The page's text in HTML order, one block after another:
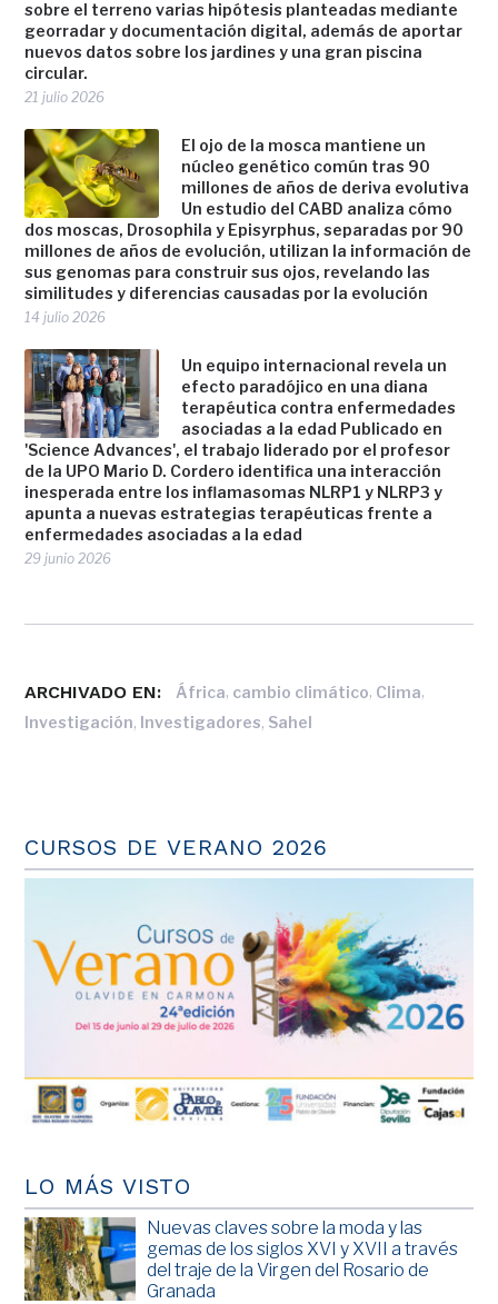
sobre el terreno varias hipótesis planteadas mediante
georradar y documentación digital, además de aportar
nuevos datos sobre los jardines y una gran piscina
circular.
21 julio 2026
El ojo de la mosca mantiene un
núcleo genético común tras 90
millones de años de deriva evolutiva
Un estudio del CABD analiza cómo
dos moscas, Drosophila y Episyrphus, separadas por 90
millones de años de evolución, utilizan la información de
sus genomas para construir sus ojos, revelando las
similitudes y diferencias causadas por la evolución
14 julio 2026
Un equipo internacional revela un
efecto paradójico en una diana
terapéutica contra enfermedades
asociadas a la edad Publicado en
'Science Advances', el trabajo liderado por el profesor
de la UPO Mario D. Cordero identifica una interacción
inesperada entre los inflamasomas NLRP1 y NLRP3 y
apunta a nuevas estrategias terapéuticas frente a
enfermedades asociadas a la edad
29 junio 2026
ARCHIVADO EN: África, cambio climático, Clima,
Investigación, Investigadores, Sahel
CURSOS DE VERANO 2026
LO MÁS VISTO
Nuevas claves sobre la moda y las
gemas de los siglos XVI y XVII a través
del traje de la Virgen del Rosario de
Granada